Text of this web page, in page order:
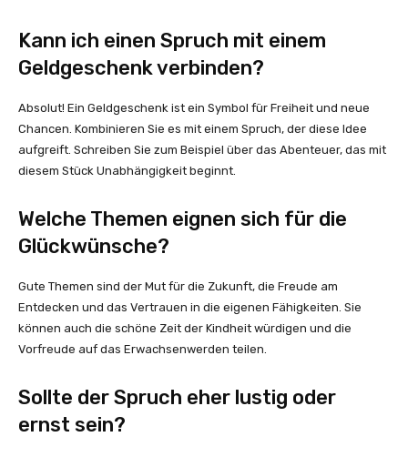
Kann ich einen Spruch mit einem
Geldgeschenk verbinden?
Absolut! Ein Geldgeschenk ist ein Symbol für Freiheit und neue
Chancen. Kombinieren Sie es mit einem Spruch, der diese Idee
aufgreift. Schreiben Sie zum Beispiel über das Abenteuer, das mit
diesem Stück Unabhängigkeit beginnt.
Welche Themen eignen sich für die
Glückwünsche?
Gute Themen sind der Mut für die Zukunft, die Freude am
Entdecken und das Vertrauen in die eigenen Fähigkeiten. Sie
können auch die schöne Zeit der Kindheit würdigen und die
Vorfreude auf das Erwachsenwerden teilen.
Sollte der Spruch eher lustig oder
ernst sein?